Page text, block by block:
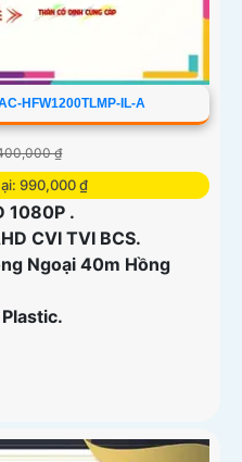
HFW1200TLMP-IL-A
₫
990,000 ₫
1080P .
CVI TVI BCS.
Ngoại 40m Hồng